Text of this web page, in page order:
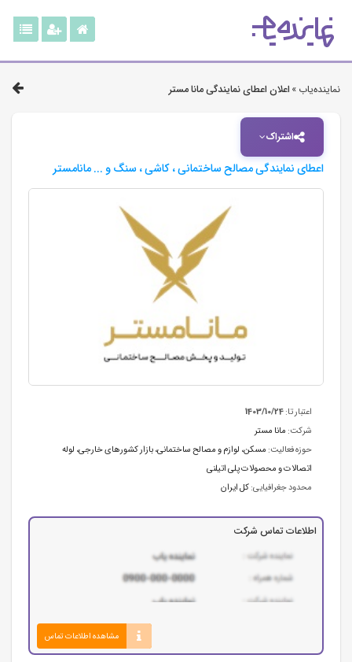
نماینده‌یاب » اعلان اعطای نمایندگی مانا مستر
اشتراک
اعطای نمایندگی مصالح ساختمانی ، کاشی ، سنگ و ... مانامستر
اعتبار تا:1403/10/24
شرکت: مانا مستر
حوزه فعالیت: مسکن، لوازم و مصالح ساختمانی،بازار کشورهای خارجی، لوله
اتصالات و محصولات پلی اتیلنی
محدود جغرافیایی:کل ایران
اطلاعات تماس شرکت
مشاهده اطلاعات تماس